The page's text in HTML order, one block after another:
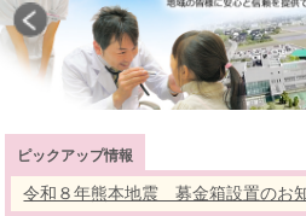
ピックアップ情報
令和８年熊本地震 募金箱設置のお